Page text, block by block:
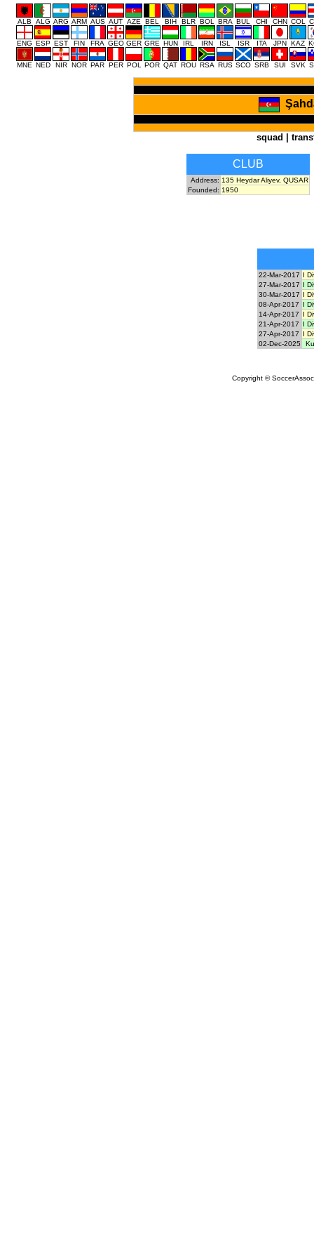
ALB ALG ARG ARM AUS AUT AZE BEL BIH BLR BOL BRA BUL CHI CHN COL
ENG ESP EST FIN FRA GEO GER GRE HUN IRL IRN ISL ISR ITA JPN KAZ
MNE NED NIR NOR PAR PER POL POR QAT ROU RSA RUS SCO SRB SUI SVK
squad
CLUB
Address: 135 Heydar Aliyev, QUSAR
Founded: 1950
22-Mar-2017
I
27-Mar-2017
I
30-Mar-2017
I
08-Apr-2017
I
14-Apr-2017
I
21-Apr-2017
I
27-Apr-2017
I
02-Dec-2025
Copyright ©